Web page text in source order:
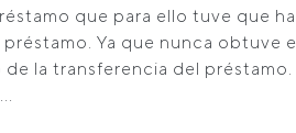
que para ello tuve que
Ya que nunca obtuve
la transferencia del préstamo.